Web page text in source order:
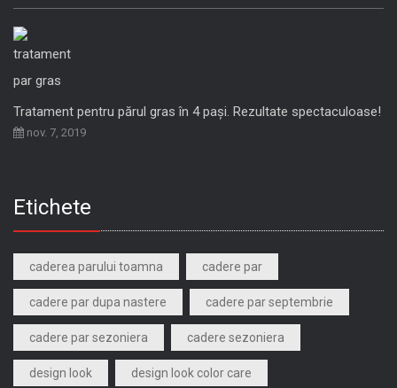
Tratament pentru părul gras în 4 pași. Rezultate spectaculoase!
nov. 7, 2019
Etichete
caderea parului toamna cadere par
cadere par dupa nastere cadere par septembrie
cadere par sezoniera cadere sezoniera
design look design look color care